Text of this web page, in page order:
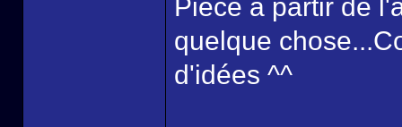
Piece à partir de
quelque
d'idées ^^